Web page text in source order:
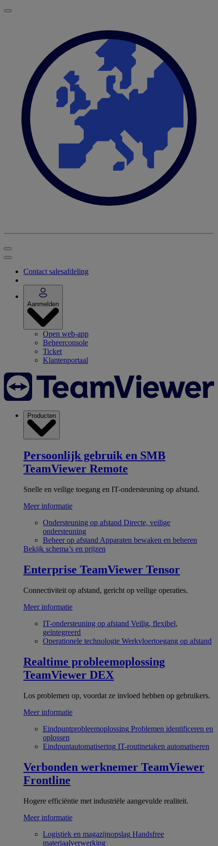
Contact salesafdeling
Aanmelden
Open web-app
Beheerconsole
Ticket
Klantenportaal
Producten
Persoonlijk gebruik en SMB
TeamViewer Remote
Snelle en veilige toegang en IT-ondersteuning op afstand.
Meer informatie
Ondersteuning op afstand Directe, veilige
ondersteuning
Beheer op afstand Apparaten bewaken en beheren
Bekijk schema’s en prijzen
Enterprise TeamViewer Tensor
Connectiviteit op afstand, gericht op veilige operaties.
Meer informatie
IT-ondersteuning op afstand Veilig, flexibel,
geïntegreerd
Operationele technologie Werkvloertoegang op afstand
Realtime probleemoplossing
TeamViewer DEX
Los problemen op, voordat ze invloed hebben op gebruikers.
Meer informatie
Eindpuntprobleemoplossing Problemen identificeren en
oplossen
Eindpuntautomatisering IT-routinetaken automatiseren
Verbonden werknemer TeamViewer
Frontline
Hogere efficiëntie met industriële aangevulde realiteit.
Meer informatie
Logistiek en magazijnopslag Handsfree
materiaalverwerking